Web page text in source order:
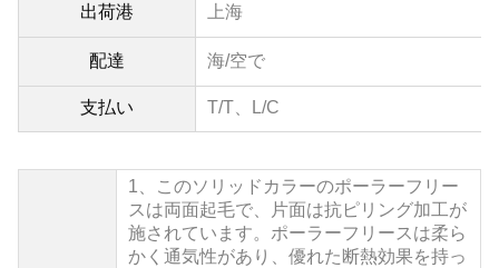
出荷港 上海
配達 海/空で
支払い T/T、L/C
1、
このソリッドカラーのポーラーフリー
スは両面起毛で、片面は抗ピリング加工が
施されています。ポーラーフリースは柔ら
かく通気性があり、優れた断熱効果を持っ